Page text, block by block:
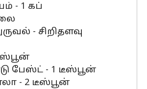
- 1 கப்
- சிறிதளவு
பேஸ்ட் - 1 டீஸ்பூன்
- 2 டீஸ்பூன்